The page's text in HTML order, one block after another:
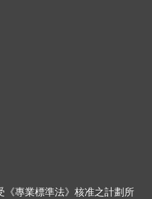
專業標準法》核准之計劃所